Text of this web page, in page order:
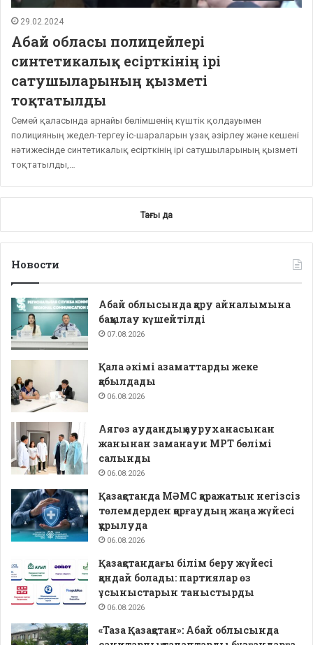
29.02.2024
Абай обласы полицейлері
синтетикалық есірткінің ірі
сатушыларының қызметі
тоқтатылды
Семей қаласында арнайы бөлімшенің күштік қолдауымен
полицияның жедел-тергеу іс-шараларын ұзақ әзірлеу және кешені
нәтижесінде синтетикалық есірткінің ірі сатушыларының қызметі
тоқтатылды,…
Тағы да
Новости
Абай облысында қару айналымына
бақылау күшейтілді
07.08.2026
Қала әкімі азаматтарды жеке
қабылдады
06.08.2026
Аягөз аудандық ауруханасынан
жанынан заманауи МРТ бөлімі
салынды
06.08.2026
Қазақстанда МӘМС қаражатын негізсіз
төлемдерден қорғаудың жаңа жүйесі
құрылуда
06.08.2026
Қазақстандағы білім беру жүйесі
қандай болады: партиялар өз
ұсыныстарын таныстырды
06.08.2026
«Таза Қазақстан»: Абай облысында